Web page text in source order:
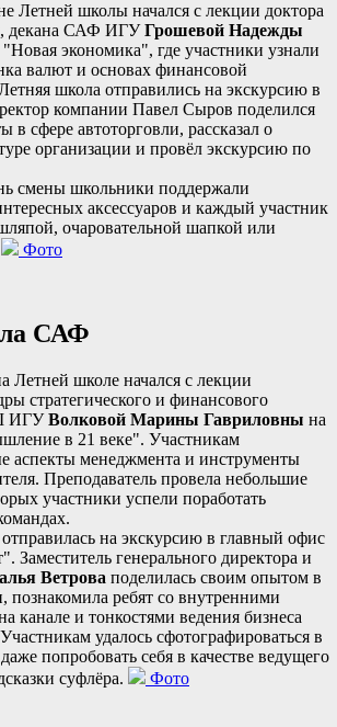
Летней школы начался с лекции доктора
декана САФ ИГУГрошевой Надежды
экономика", где участники узнали
валют и основах финансовой
школа отправились на экскурсию в
компании Павел Сыров поделился
в сфере автоторговли, рассказал о
организации и провёл экскурсию по
смены школьники поддержали
аксессуаров и каждый участник
очаровательной шапкой или
Фото
САФ
Летней школе начался с лекции
стратегического и финансового
ИГУВолковой Марины Гавриловны на
в 21 веке". Участникам
аспекты менеджмента и инструменты
Преподаватель провела небольшие
участники успели поработать
на экскурсию в главный офис
Заместитель генерального директора и
Ветрова поделилась своим опытом в
познакомила ребят со внутренними
канале и тонкостями ведения бизнеса
удалось сфотографироваться в
попробовать себя в качестве ведущего
суфлёра.
Фото